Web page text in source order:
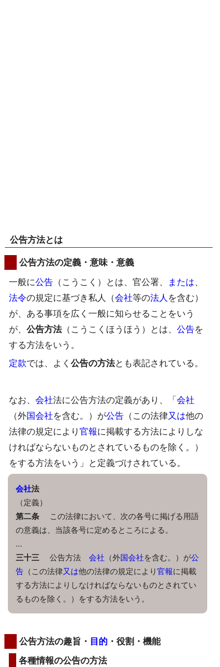
公告方法とは
公告方法の定義・意味・意義
一般に公告 （こうこく）とは、官公署、 または、
法令の規定に基づき私人（会社等の法人 を含む）
が、ある事項を広く一般に知らせることをいう
が、 公告方法（こうこくほうほう）とは、 公告を
する方法をいう。
定款では、よく 公告の方法とも表記されている。
なお、 会社法に公告方法の定義があり、「 会社
（外国会社を含む。）が公告 （この法律又は他の
法律の規定により官報に掲載する方法によりしな
ければならないものとされているものを除く。）
をする方法をいう」と定義づけされている。
会社法
（定義）
第二条 この法律において、次の各号に掲げる用語
の意義は、当該各号に定めるところによる。
…
三十三 公告方法 会社 （外国会社を含む。）が公
告 （この法律又は他の法律の規定により 官報に掲載
する方法によりしなければならないものとされてい
るものを除く。）をする方法をいう。
公告方法の趣旨・ 目的 ・役割・機能
各種情報の公告の方法